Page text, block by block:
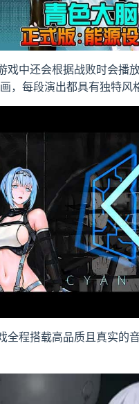
戏中还会根据战败时会播
，每段演出都具有独特风
全程搭载高品质且真实的